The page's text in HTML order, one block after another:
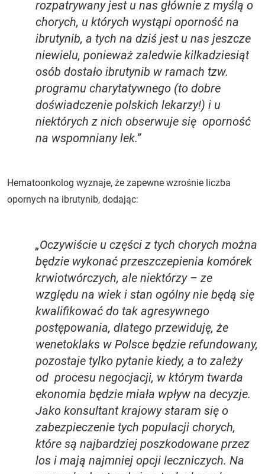
rozpatrywany jest u nas głównie z myślą o
chorych, u których wystąpi oporność na
ibrutynib, a tych na dziś jest u nas jeszcze
niewielu, ponieważ zaledwie kilkadziesiąt
osób dostało ibrutynib w ramach tzw.
programu charytatywnego (to dobre
doświadczenie polskich lekarzy!) i u
niektórych z nich obserwuje się oporność
na wspomniany lek.”
Hematoonkolog wyznaje, że zapewne wzrośnie liczba
opornych na ibrutynib, dodając:
„Oczywiście u części z tych chorych można
będzie wykonać przeszczepienia komórek
krwiotwórczych, ale niektórzy – ze
względu na wiek i stan ogólny nie będą się
kwalifikować do tak agresywnego
postępowania, dlatego przewiduję, że
wenetoklaks w Polsce będzie refundowany,
pozostaje tylko pytanie kiedy, a to zależy
od procesu negocjacji, w którym twarda
ekonomia będzie miała wpływ na decyzje.
Jako konsultant krajowy staram się o
zabezpieczenie tych populacji chorych,
które są najbardziej poszkodowane przez
los i mają najmniej opcji leczniczych. Na